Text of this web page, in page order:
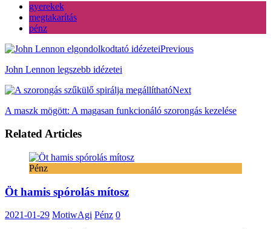
gyerekek
megtakarítás
pénz
Previous
John Lennon legszebb idézetei
Next
A maszk mögött: A magasan funkcionáló szorongás kezelése
Related Articles
Pénz
Öt hamis spórolás mítosz
2021-01-29 MotiwAgi Pénz 0